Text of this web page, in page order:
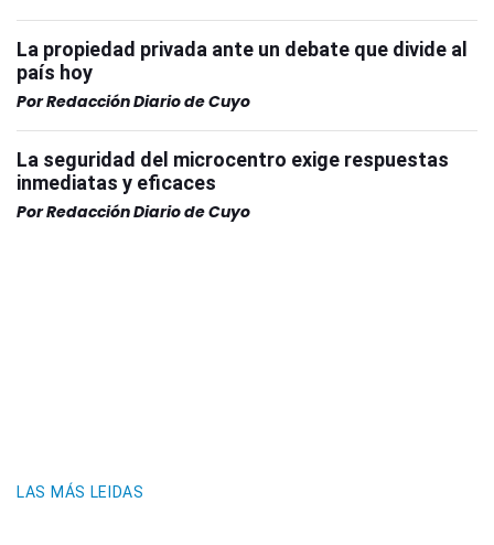
La propiedad privada ante un debate que divide al
país hoy
PorRedacción Diario de Cuyo
La seguridad del microcentro exige respuestas
inmediatas y eficaces
PorRedacción Diario de Cuyo
LAS MÁS LEIDAS